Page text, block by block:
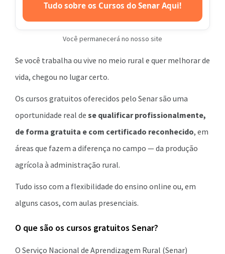
Tudo sobre os Cursos do Senar Aqui!
Você permanecerá no nosso site
Se você trabalha ou vive no meio rural e quer melhorar de
vida, chegou no lugar certo.
Os cursos gratuitos oferecidos pelo Senar são uma
oportunidade real de se qualificar profissionalmente,
de forma gratuita e com certificado reconhecido, em
áreas que fazem a diferença no campo — da produção
agrícola à administração rural.
Tudo isso com a flexibilidade do ensino online ou, em
alguns casos, com aulas presenciais.
O que são os cursos gratuitos Senar?
O Serviço Nacional de Aprendizagem Rural (Senar)